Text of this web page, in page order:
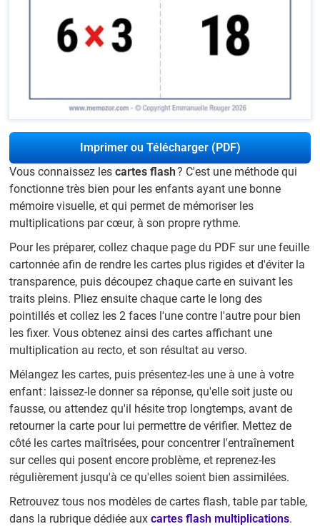
Imprimer ou Télécharger (PDF)
Vous connaissez lescartes flash? C'est une méthode qui
fonctionne très bien pour les enfants ayant une bonne
mémoire visuelle, et qui permet de mémoriser les
multiplications par cœur, à son propre rythme.
Pour les préparer, collez chaque page du PDF sur une feuille
cartonnée afin de rendre les cartes plus rigides et d'éviter la
transparence, puis découpez chaque carte en suivant les
traits pleins. Pliez ensuite chaque carte le long des
pointillés et collez les 2 faces l'une contre l'autre pour bien
les fixer. Vous obtenez ainsi des cartes affichant une
multiplication au recto, et son résultat au verso.
Mélangez les cartes, puis présentez-les une à une à votre
enfant : laissez-le donner sa réponse, qu'elle soit juste ou
fausse, ou attendez qu'il hésite trop longtemps, avant de
retourner la carte pour lui permettre de vérifier. Mettez de
côté les cartes maîtrisées, pour concentrer l'entraînement
sur celles qui posent encore problème, et reprenez-les
régulièrement jusqu'à ce qu'elles soient bien assimilées.
Retrouvez tous nos modèles de cartes flash, table par table,
dans la rubrique dédiée auxcartes flash multiplications.